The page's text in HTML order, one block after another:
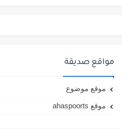
مواقع صديقة
موقع موضوع
موقع ahaspoorts